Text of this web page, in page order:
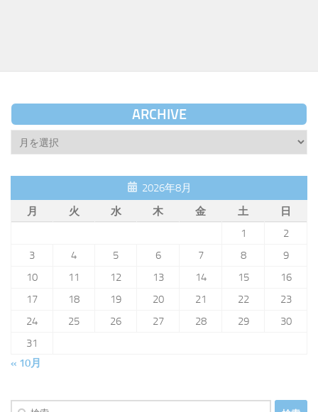
ARCHIVE
Archive
2026年8月
月
火 水 木 金 土
日
1
2
3
4 5 6 7 8
9
10
11 12 13 14 15
16
17
18 19 20 21 22
23
24
25 26 27 28 29
30
31
« 10月
検